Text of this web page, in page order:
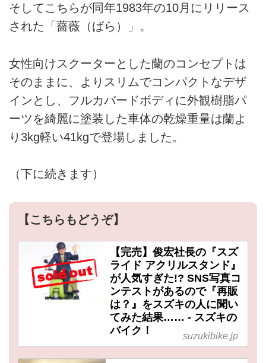
そしてこちらが同年1983年の10月にリリース
された「薔薇（ばら）」。
女性向けスクーターとした蘭のコンセプトは
そのままに、よりスリムでコンパクトなデザ
インとし、フルカバードボディに外観樹脂パ
ーツを綺麗に塗装した車体の乾燥重量は蘭よ
り3kg軽い41kgで登場しました。
（下に続きます）
【こちらもどうぞ】
【完売】俊宏社長の『スズ
ライド アクリルスタンド』
が人気すぎた!? SNS写真コ
ンテストがあるので『再販
は？』をスズキの人に聞い
てみた結果…… - スズキの
バイク！
suzukibike.jp